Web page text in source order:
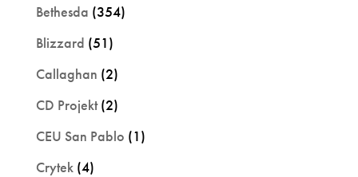
Bethesda (354)
Blizzard (51)
Callaghan (2)
CD Projekt(2)
CEU San Pablo (1)
Crytek(4)